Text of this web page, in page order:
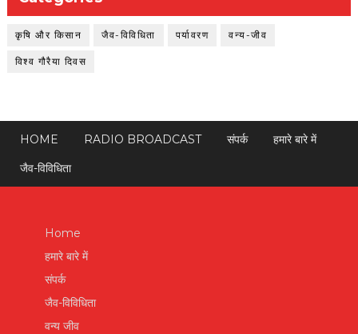
कृषि और किसान जैव-विविधिता पर्यावरण वन्य-जीव
विश्व गौरैया दिवस
HOME RADIO BROADCAST संपर्क
हमारे बारे में
जैव-विविधिता
Home
हमारे बारे में
संपर्क
जैव-विविधिता
वन्य जीव